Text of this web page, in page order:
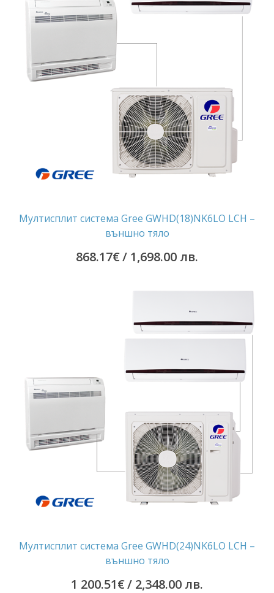
Мултисплит система Gree GWHD(18)NK6LO LCH –
външно тяло
868.17€/ 1,698.00 лв.
Мултисплит система Gree GWHD(24)NK6LO LCH –
външно тяло
1 200.51€/ 2,348.00 лв.